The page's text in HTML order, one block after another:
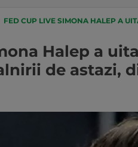
FED CUP LIVE SIMONA HALEP A UITAT CA A MAI
Halep a
de astazi,